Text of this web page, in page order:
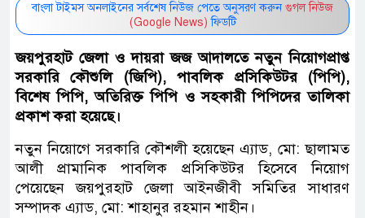
বাংলা টাইমস অনলাইনের সর্বশেষ নিউজ পেতে অনুসরণ করুন গুগল নিউজ
(Google News) ফিডটি
জয়পুরহাট জেলা ও দায়রা জজ আদালতে নতুন নিয়োগপ্রাপ্ত
সরকারি কৌশুলি (জিপি), পাবলিক প্রসিকিউটর (পিপি),
বিশেষ পিপি, অতিরিক্ত পিপি ও সহকারী পিপিদের তালিকা
প্রকাশ করা হয়েছে।
নতুন নিয়োগে সরকারি কৌশলী হয়েছেন এ‍্যাড, মো: ছালামত
আলী প্রামানিক পাবলিক প্রসিকিউটর হিসেবে নিয়োগ
পেয়েছেন জয়পুরহাট জেলা আইনজীবী সমিতির সাধারণ
সম্পাদক এ‍্যাড, মো: শাহানুর রহমান শাহীন।